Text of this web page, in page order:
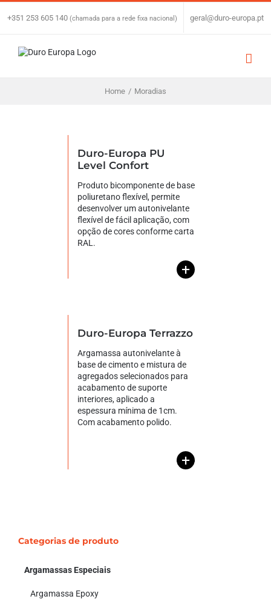
Skip
+351 253 605 140 (chamada para a rede fixa nacional) geral@duro-europa.pt
Home / Moradias
Duro-Europa PU
Level Confort
Produto bicomponente de base
poliuretano flexível, permite
desenvolver um autonivelante
flexível de fácil aplicação, com
opção de cores conforme carta
RAL.
+
Duro-Europa Terrazzo
Argamassa autonivelante à
base de cimento e mistura de
agregados selecionados para
acabamento de suporte
interiores, aplicado a
espessura mínima de 1cm.
Com acabamento polido.
+
Categorias de produto
Argamassas Especiais
Argamassa Epoxy